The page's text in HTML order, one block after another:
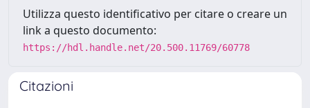
Utilizza questo identificativo per citare o creare un
link a questo documento:
https://hdl.handle.net/20.500.11769/60778
Citazioni